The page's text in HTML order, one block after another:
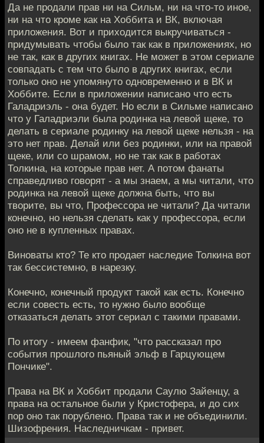
Да не продали прав ни на Сильм, ни на что-то иное,
ни на что кроме как на Хоббита и ВК, включая
приложения. Вот и приходится выкручиваться -
придумывать чтобы было так как в приложениях, но
не так, как в других книгах. Не может в этом сериале
совпадать с тем что было в других книгах, если
только оно не упомянуто одновременно и в ВК и
Хоббите. Если в приложении написано что есть
Галадриэль - она будет. Но если в Сильме написано
что у Галадриэли была родинка на левой щеке, то
делать в сериале родинку на левой щеке нельзя - на
это нет прав. Делай или без родинки, или на правой
щеке, или со шрамом, но не так как в работах
Толкина, на которые прав нет. А потом фанаты
справедливо говорят - а мы знаем, а мы читали, что
родинка на левой щеке должна быть, что вы
творите, вы что, Профессора не читали? Да читали
конечно, но нельзя сделать как у профессора, если
оно не в купленных правах.
Виноваты кто? Те кто продает наследие Толкина вот
так бессистемно, в нарезку.
Конечно, конечный продукт такой как есть. Конечно
если совесть есть, то нужно было вообще
отказаться делать этот сериал с такими правами.
По итогу - имеем фанфик, "что рассказал про
события прошлого пьяный эльф в Гарцующем
Пончике".
Права на ВК и Хоббит продали Саулю Зайенцу, а
права на остальное были у Кристофера, и до сих
пор оно так порублено. Права так и не объединили.
Шизофрения. Наследничкам - привет.